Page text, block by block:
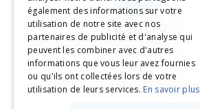
90893
Participants
également des informations sur votre
utilisation de notre site avec nos
partenaires de publicité et d'analyse qui
peuvent les combiner avec d'autres
informations que vous leur avez fournies
ou qu'ils ont collectées lors de votre
utilisation de leurs services. En savoir plus